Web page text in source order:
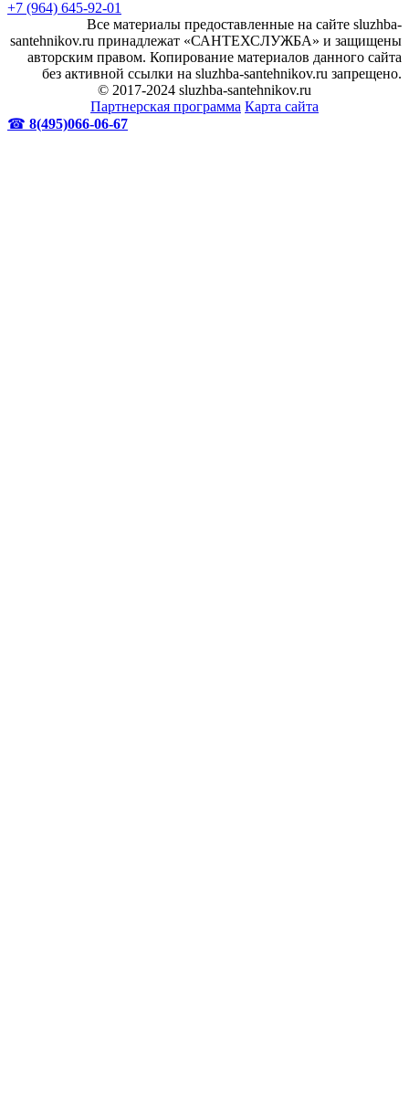
+7 (964) 645-92-01
Все материалы предоставленные на сайте sluzhba-
santehnikov.ru принадлежат «САНТЕХСЛУЖБА» и защищены
авторским правом. Копирование материалов данного сайта
без активной ссылки на sluzhba-santehnikov.ru запрещено.
© 2017-2024 sluzhba-santehnikov.ru
Партнерская программа Карта сайта
☎ 8(495)066-06-67